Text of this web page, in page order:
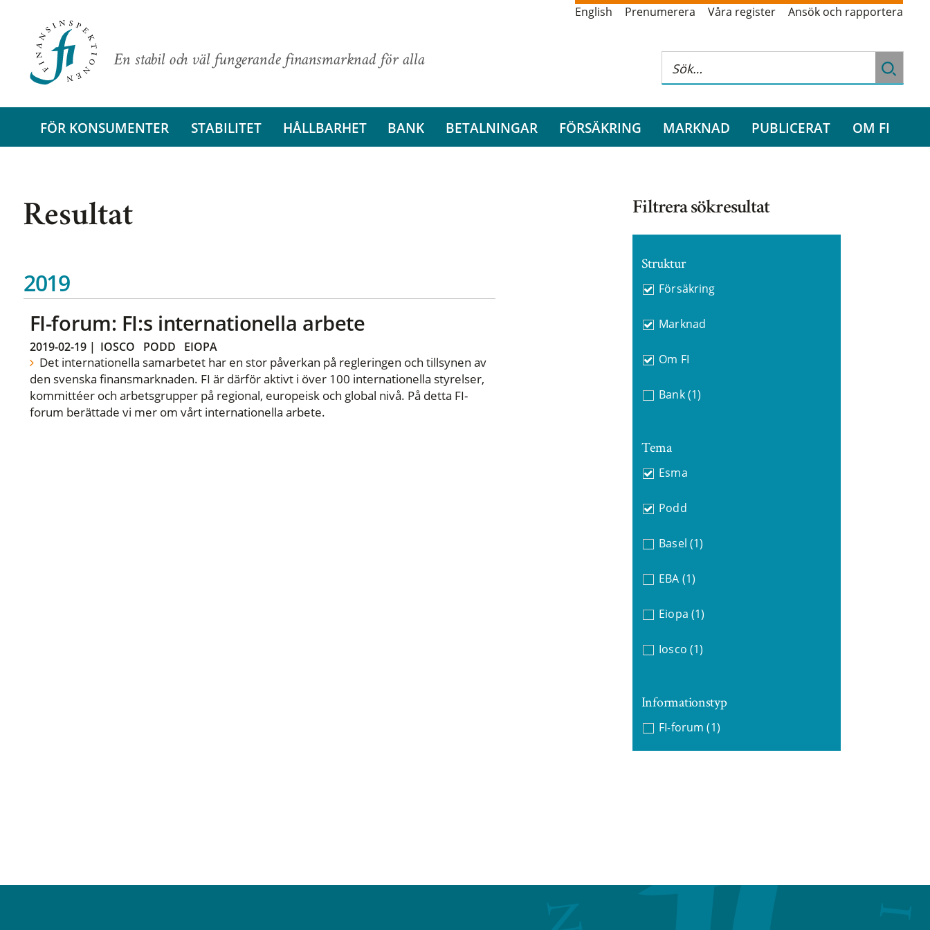
En stabil och väl fungerande finansmarknad för alla
English Prenumerera Våra register Ansök och rapportera
FÖR KONSUMENTER STABILITET HÅLLBARHET BANK BETALNINGAR FÖRSÄKRING MARKNAD PUBLICERAT OM FI
Resultat
2019
FI-forum: FI:s internationella arbete
2019-02-19| IOSCO PODD EIOPA
Det internationella samarbetet har en stor påverkan på regleringen och tillsynen av
den svenska finansmarknaden. FI är därför aktivt i över 100 internationella styrelser,
kommittéer och arbetsgrupper på regional, europeisk och global nivå. På detta FI-
forum berättade vi mer om vårt internationella arbete.
Filtrera sökresultat
Struktur
Försäkring
Marknad
Om FI
Bank (1)
Tema
Esma
Podd
Basel (1)
EBA (1)
Eiopa (1)
Iosco (1)
Informationstyp
FI-forum (1)